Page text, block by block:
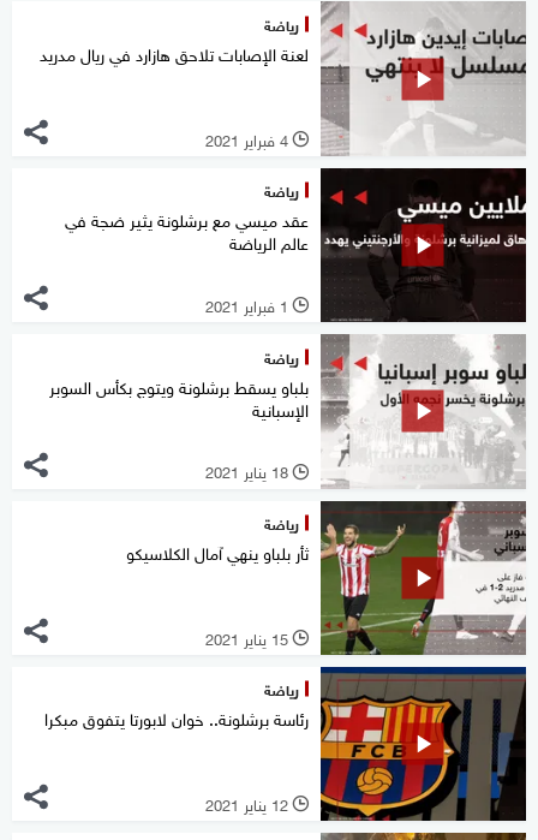
رياضة
لعنة الإصابات تلاحق هازارد في ريال مدريد
l 4 فبراير 2021
رياضة
عقد ميسي مع برشلونة يثير ضجة في
عالم الرياضة
l 1 فبراير 2021
رياضة
بلباو يسقط برشلونة ويتوج بكأس السوبر
الإسبانية
l 18 يناير 2021
رياضة
ثأر بلباو ينهي آمال الكلاسيكو
l 15 يناير 2021
رياضة
رئاسة برشلونة.. خوان لابورتا يتفوق مبكرا
l 12 يناير 2021